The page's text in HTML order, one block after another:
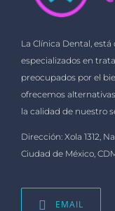
La Clínica Dental,
especializados en
preocupados por el
ofrecemos
la calidad de nuestro
Dirección: Xola 1312,
Ciudad de México,
EMAIL